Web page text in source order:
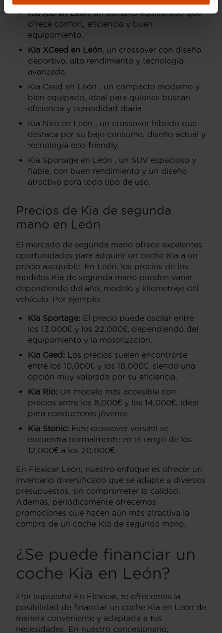
Kia Rio en León, un utilitario equilibrado que
ofrece confort, eficiencia y buen
equipamiento.
Kia XCeed en León, un crossover con diseño
deportivo, alto rendimiento y tecnología
avanzada.
Kia Ceed en León , un compacto moderno y
bien equipado, ideal para quienes buscan
eficiencia y comodidad diaria.
Kia Niro en León , un crossover híbrido que
destaca por su bajo consumo, diseño actual y
tecnología eco-friendly.
Kia Sportage en León , un SUV espacioso y
fiable, con buen rendimiento y un diseño
atractivo para todo tipo de uso.
Precios de Kia de segunda
mano en León
El mercado de segunda mano ofrece excelentes
oportunidades para adquirir un coche Kia a un
precio asequible. En León, los precios de los
modelos Kia de segunda mano pueden variar
dependiendo del año, modelo y kilometraje del
vehículo. Por ejemplo:
Kia Sportage: El precio puede oscilar entre
los 13,000€ y los 22,000€, dependiendo del
equipamiento y la motorización.
Kia Ceed: Los precios suelen encontrarse
entre los 10,000€ y los 18,000€, siendo una
opción muy valorada por su eficiencia.
Kia Rio: Un modelo más accesible con
precios entre los 8,000€ y los 14,000€, ideal
para conductores jóvenes.
Kia Stonic: Este crossover versátil se
encuentra normalmente en el rango de los
12,000€ a los 20,000€.
En Flexicar León, nuestro enfoque es ofrecer un
inventario diversificado que se adapte a diversos
presupuestos, sin comprometer la calidad.
Además, periódicamente ofrecemos
promociones que hacen aún más atractiva la
compra de un coche Kia de segunda mano.
¿Se puede financiar un
coche Kia en León?
¡Por supuesto! En Flexicar, te ofrecemos la
posibilidad de financiar un coche Kia en León de
manera conveniente y adaptada a tus
necesidades. En nuestro concesionario,